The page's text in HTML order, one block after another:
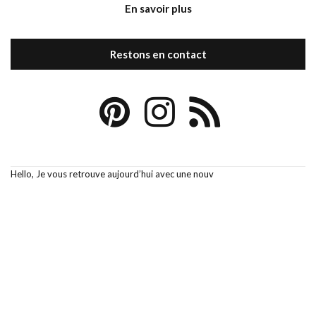
En savoir plus
Restons en contact
Hello, Je vous retrouve aujourd’hui avec une nouv